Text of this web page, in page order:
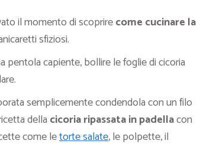
il momento di scoprirecome cucinare la
sfiziosi.
pentola capiente, bollire le foglie di cicoria
semplicemente condendola con un filo
della cicoria ripassata in padellacon
come letorte salate, le polpette, il